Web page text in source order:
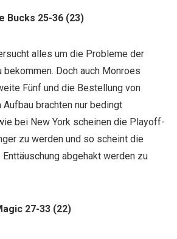
Bucks 25-36 (23)
alles um die Probleme der
Doch auch Monroes
Fünf und die Bestellung von
brachten nur bedingt
bei New York scheinen die Playoff-
zu werden und so scheint die
abgehakt werden zu
27-33 (22)